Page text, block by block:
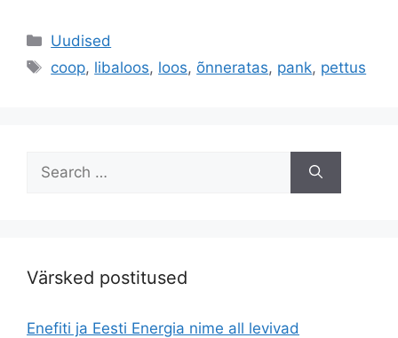
Categories
Uudised
Tags
coop, libaloos, loos, õnneratas, pank, pettus
for:
Värsked postitused
Enefiti ja Eesti Energia nime all levivad